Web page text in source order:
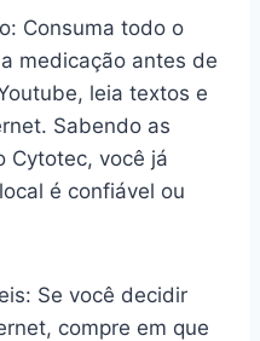
Consuma todo o
medicação antes de
leia textos e
Sabendo as
Cytotec, você já
é confiável ou
Se você decidir
compre em que